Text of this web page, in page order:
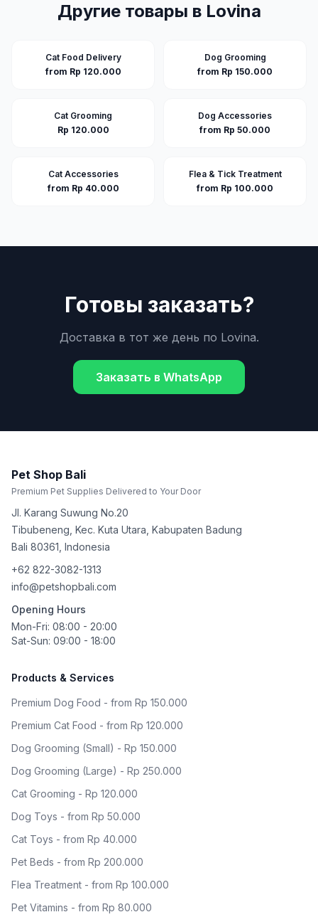
Другие товары в Lovina
Cat Food Delivery
from Rp 120.000
Dog Grooming
from Rp 150.000
Cat Grooming
Rp 120.000
Dog Accessories
from Rp 50.000
Cat Accessories
from Rp 40.000
Flea & Tick Treatment
from Rp 100.000
Готовы заказать?
Доставка в тот же день по Lovina.
Заказать в WhatsApp
Pet Shop Bali
Premium Pet Supplies Delivered to Your Door
Jl. Karang Suwung No.20
Tibubeneng, Kec. Kuta Utara, Kabupaten Badung
Bali 80361 Indonesia
+62 822-3082-1313
info@petshopbali.com
Opening Hours
Mon-Fri: 08:00 - 20:00
Sat-Sun: 09:00 - 18:00
Products & Services
Premium Dog Food - from Rp 150.000
Premium Cat Food - from Rp 120.000
Dog Grooming (Small) - Rp 150.000
Dog Grooming (Large) - Rp 250.000
Cat Grooming - Rp 120.000
Dog Toys - from Rp 50.000
Cat Toys - from Rp 40.000
Pet Beds - from Rp 200.000
Flea Treatment - from Rp 100.000
Pet Vitamins - from Rp 80.000